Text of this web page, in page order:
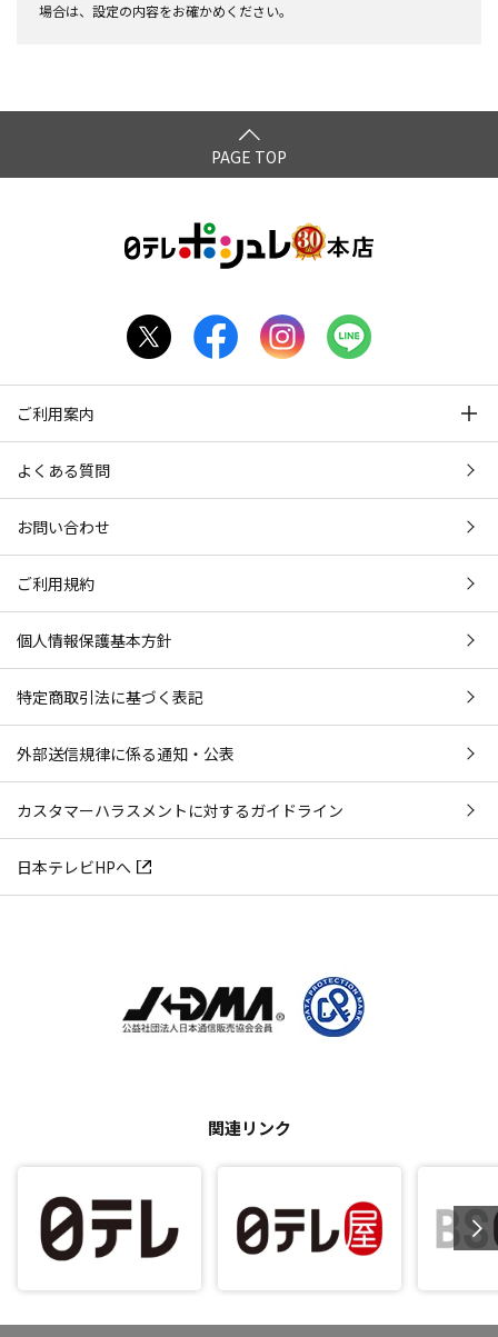
場合は、設定の内容をお確かめください。
PAGE TOP
ご利用案内
よくある質問
お問い合わせ
ご利用規約
個人情報保護基本方針
特定商取引法に基づく表記
外部送信規律に係る通知・公表
カスタマーハラスメントに対するガイドライン
日本テレビHPへ
関連リンク